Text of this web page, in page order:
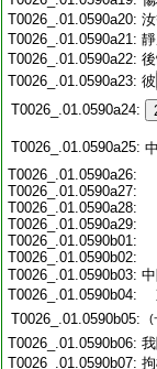
T0026_.01.0590a20:
T0026_.01.0590a21:
T0026_.01.0590a22:
T0026_.01.0590a23: 彼
T0026_.01.0590a24:
T0026_.01.0590a25:
T0026_.01.0590a26:
T0026_.01.0590a27:
T0026_.01.0590a28:
T0026_.01.0590a29:
T0026_.01.0590b01:
T0026_.01.0590b02:
T0026_.01.0590b03:
T0026_.01.0590b04:
T0026_.01.0590b05:
(
T0026_.01.0590b06:
T0026_.01.0590b07: